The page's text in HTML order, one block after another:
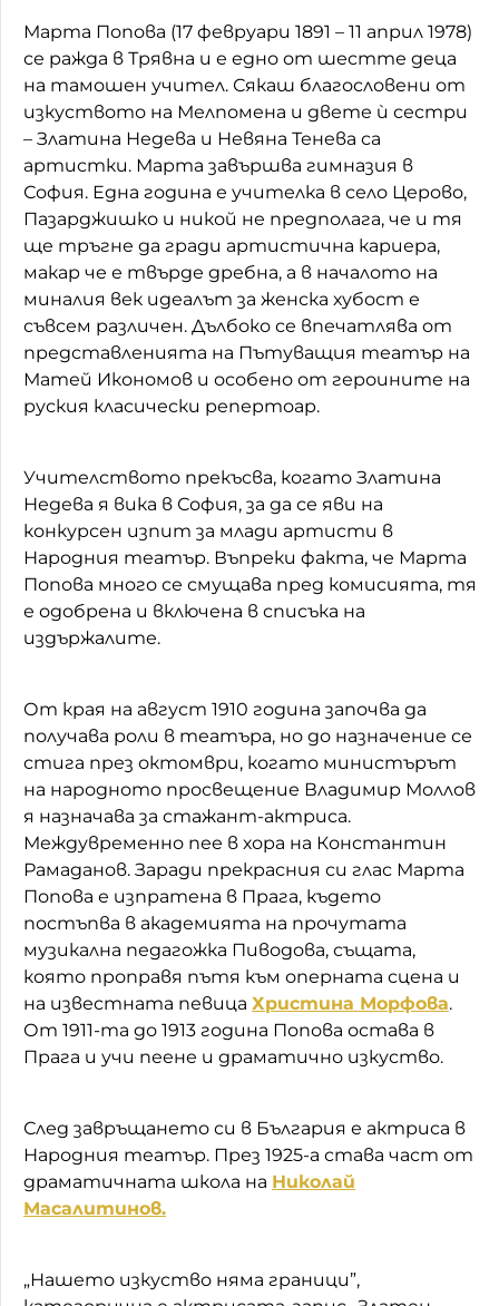
Марта Попова (17 февруари 1891 – 11 април 1978)
се ражда в Трявна и е едно от шестте деца
на тамошен учител. Сякаш благословени от
изкуството на Мелпомена и двете ѝ сестри
– Златина Недева и Невяна Тенева са
артистки. Марта завършва гимназия в
София. Една година е учителка в село Церово,
Пазарджишко и никой не предполага, че и тя
ще тръгне да гради артистична кариера,
макар че е твърде дребна, а в началото на
миналия век идеалът за женска хубост е
съвсем различен. Дълбоко се впечатлява от
представленията на Пътуващия театър на
Матей Икономов и особено от героините на
руския класически репертоар.
Учителството прекъсва, когато Златина
Недева я вика в София, за да се яви на
конкурсен изпит за млади артисти в
Народния театър. Въпреки факта, че Марта
Попова много се смущава пред комисията, тя
е одобрена и включена в списъка на
издържалите.
От края на август 1910 година започва да
получава роли в театъра, но до назначение се
стига през октомври, когато министърът
на народното просвещение Владимир Моллов
я назначава за стажант-актриса.
Междувременно пее в хора на Константин
Рамаданов. Заради прекрасния си глас Марта
Попова е изпратена в Прага, където
постъпва в академията на прочутата
музикална педагожка Пиводова, същата,
която проправя пътя към оперната сцена и
на известната певица Христина Морфова.
От 1911-та до 1913 година Попова остава в
Прага и учи пеене и драматично изкуство.
След завръщането си в България е актриса в
Народния театър. През 1925-а става част от
драматичната школа на Николай
Масалитинов.
„Нашето изкуство няма граници”,